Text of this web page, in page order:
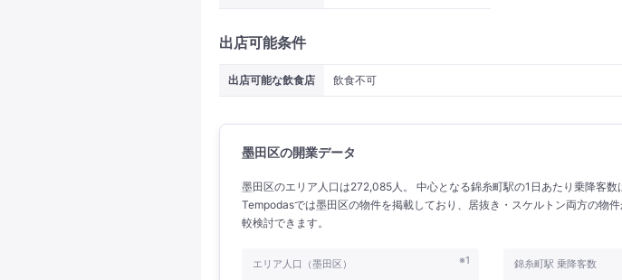
出店可能条件
出店可能な飲食店 飲食不可
墨田区の開業データ
墨田区のエリア人口は272,085人。 中心となる錦糸町駅の1日あたり乗降客数
Tempodasでは墨田区の物件を掲載しており、居抜き・スケルトン両方の物
較検討できます。
※1
エリア人口（墨田区） 錦糸町駅 乗降客数